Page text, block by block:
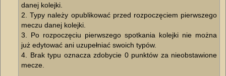
danej kolejki.
2. Typy należy opublikować przed rozpoczęciem pierwszego
meczu danej kolejki.
3. Po rozpoczęciu pierwszego spotkania kolejki nie można
już edytować ani uzupełniać swoich typów.
4. Brak typu oznacza zdobycie 0 punktów za nieobstawione
mecze.